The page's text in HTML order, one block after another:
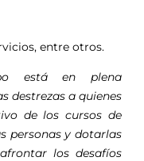
entre otros.
está en plena
destrezas a quienes
de los cursos de
personas y dotarlas
los desafíos